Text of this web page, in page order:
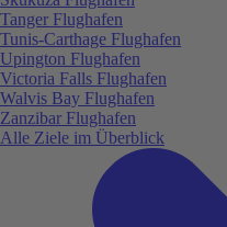
Tanger Flughafen
Tunis-Carthage Flughafen
Upington Flughafen
Victoria Falls Flughafen
Walvis Bay Flughafen
Zanzibar Flughafen
Alle Ziele im Überblick